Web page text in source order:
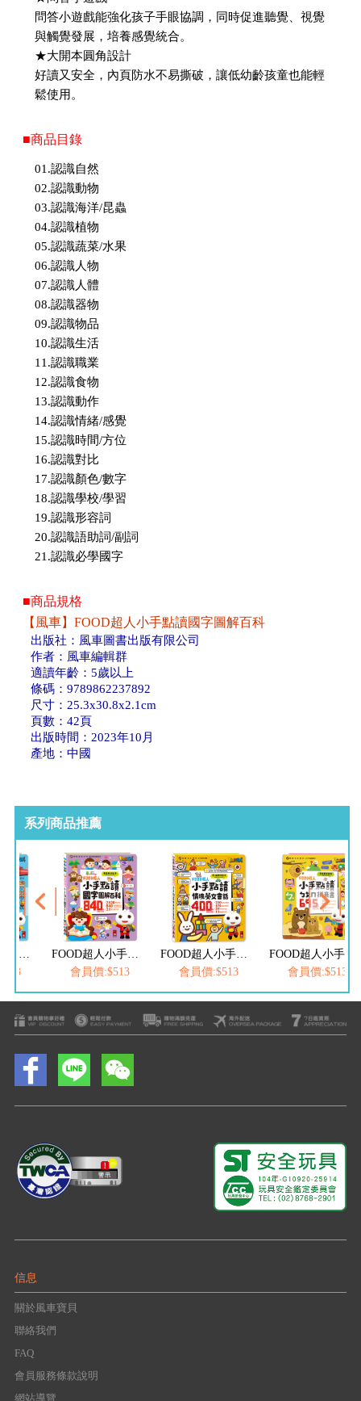
問答小遊戲能強化孩子手眼協調，同時促進聽覺、視覺
與觸覺發展，培養感覺統合。
★大開本圓角設計
好讀又安全，內頁防水不易撕破，讓低幼齡孩童也能輕
鬆使用。
■商品目錄
01.認識自然
02.認識動物
03.認識海洋/昆蟲
04.認識植物
05.認識蔬菜/水果
06.認識人物
07.認識人體
08.認識器物
09.認識物品
10.認識生活
11.認識職業
12.認識食物
13.認識動作
14.認識情緒/感覺
15.認識時間/方位
16.認識對比
17.認識顏色/數字
18.認識學校/學習
19.認識形容詞
20.認識語助詞/副詞
21.認識必學國字
■商品規格
【風車】FOOD超人小手點讀國字圖解百科
出版社：風車圖書出版有限公司
作者：風車編輯群
適讀年齡：5歲以上
條碼：9789862237892
尺寸：25.3x30.8x2.1cm
頁數：42頁
出版時間：2023年10月
產地：中國
系列商品推薦
FOOD超人小手點讀台灣地圖百科
FOOD超人小手點讀國字圖解百科
會員價:$513
FOOD超人小手點讀情境英文會話
會員價:$513
會員價:$513
信息
關於風車寶貝
聯絡我們
FAQ
會員服務條款說明
網站導覽